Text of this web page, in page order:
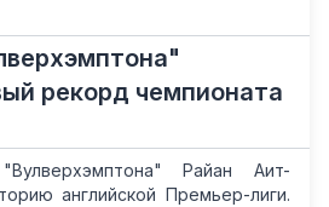
рекорд чемпионата
Райан Аит-
английской Премьер-лиги.